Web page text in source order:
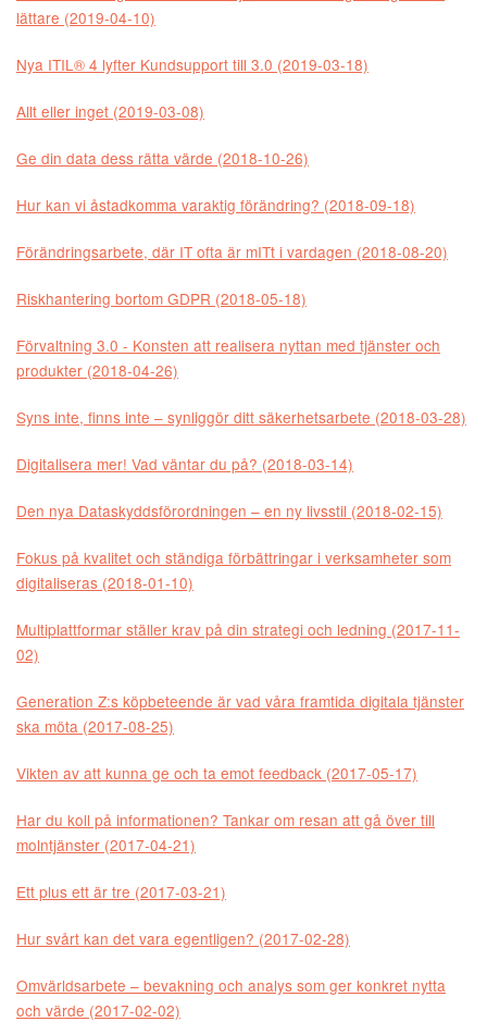
lättare (2019-04-10)
Nya ITIL® 4 lyfter Kundsupport till 3.0 (2019-03-18)
Allt eller inget (2019-03-08)
Ge din data dess rätta värde (2018-10-26)
Hur kan vi åstadkomma varaktig förändring? (2018-09-18)
Förändringsarbete, där IT ofta är mITt i vardagen (2018-08-20)
Riskhantering bortom GDPR (2018-05-18)
Förvaltning 3.0 - Konsten att realisera nyttan med tjänster och
produkter (2018-04-26)
Syns inte, finns inte – synliggör ditt säkerhetsarbete (2018-03-28)
Digitalisera mer! Vad väntar du på? (2018-03-14)
Den nya Dataskyddsförordningen – en ny livsstil (2018-02-15)
Fokus på kvalitet och ständiga förbättringar i verksamheter som
digitaliseras (2018-01-10)
Multiplattformar ställer krav på din strategi och ledning (2017-11-
02)
Generation Z:s köpbeteende är vad våra framtida digitala tjänster
ska möta (2017-08-25)
Vikten av att kunna ge och ta emot feedback (2017-05-17)
Har du koll på informationen? Tankar om resan att gå över till
molntjänster (2017-04-21)
Ett plus ett är tre (2017-03-21)
Hur svårt kan det vara egentligen? (2017-02-28)
Omvärldsarbete – bevakning och analys som ger konkret nytta
och värde (2017-02-02)